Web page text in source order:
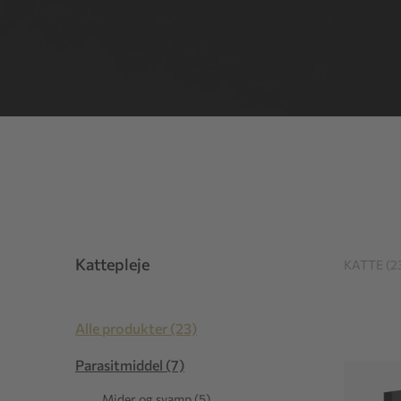
Kattepleje
Alle produkter (23)
Parasitmiddel (7)
KATTE